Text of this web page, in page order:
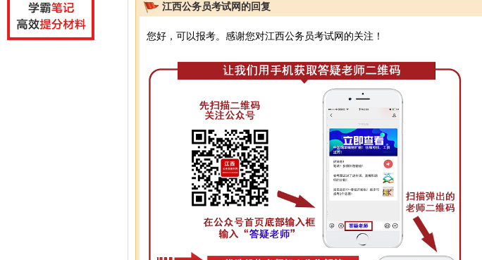
江西公务员考试网的回复
您好，可以报考。感谢您对江西公务员考试网的关注！